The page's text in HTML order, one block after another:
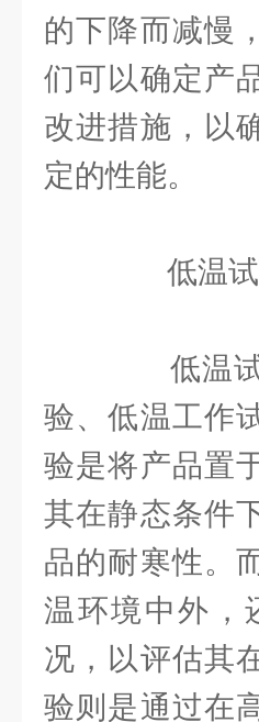
的下降而减慢
们可以确定产
改进措施，以
定的性能。
低温试
低温试
验、低温工作
验是将产品置
其在静态条件
品的耐寒性。
温环境中外，
况，以评估其
验则是通过在